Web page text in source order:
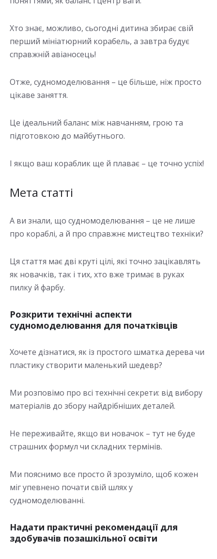
Хто знає, можливо, сьогодні дитина збирає свій
перший мініатюрний корабель, а завтра будує
справжній авіаносець!
Отже, судномоделювання – це більше, ніж просто
цікаве заняття.
Це ідеальний баланс між навчанням, грою та
підготовкою до майбутнього.
І якщо ваш кораблик ще й плаває – це точно успіх!
Мета статті
А ви знали, що судномоделювання – це не лише
про кораблі, а й про справжнє мистецтво техніки?
Ця стаття має дві круті цілі, які точно зацікавлять
як новачків, так і тих, хто вже тримає в руках
пилку й фарбу.
Розкрити технічні аспекти
судномоделювання для початківців
Хочете дізнатися, як із простого шматка дерева чи
пластику створити маленький шедевр?
Ми розповімо про всі технічні секрети: від вибору
матеріалів до збору найдрібніших деталей.
Не переживайте, якщо ви новачок – тут не буде
страшних формул чи складних термінів.
Ми пояснимо все просто й зрозуміло, щоб кожен
міг упевнено почати свій шлях у
судномоделюванні.
Надати практичні рекомендації для
здобувачів позашкільної освіти